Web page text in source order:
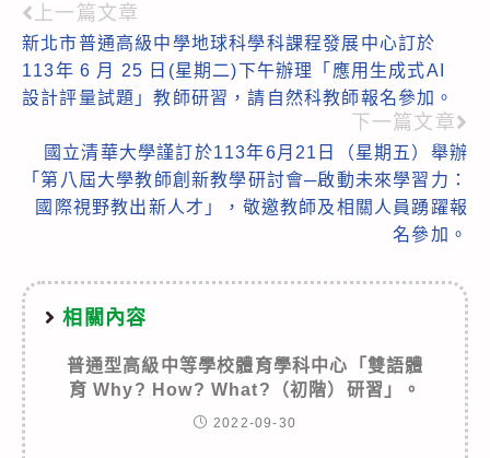
Read
more
articles
上一篇文章
新北市普通高級中學地球科學科課程發展中心訂於
113年 6 月 25 日(星期二)下午辦理「應用生成式AI
設計評量試題」教師研習，請自然科教師報名參加。
下一篇文章
國立清華大學謹訂於113年6月21日（星期五）舉辦
「第八屆大學教師創新教學研討會─啟動未來學習力：
國際視野教出新人才」，敬邀教師及相關人員踴躍報
名參加。
相關內容
普通型高級中等學校體育學科中心「雙語體
育 Why? How? What?（初階）研習」。
2022-09-30